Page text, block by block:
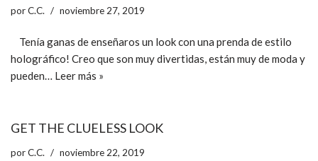
porC.C. noviembre 27, 2019
Tenía ganas de enseñaros un look con una prenda de estilo
holográfico! Creo que son muy divertidas, están muy de moda y
pueden… Leer más »
GET THE CLUELESS LOOK
porC.C. noviembre 22, 2019